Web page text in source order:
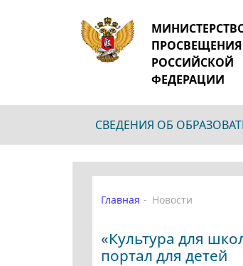
ПРОСВЕЩЕНИЯ
РОССИЙСКОЙ
ФЕДЕРАЦИИ
СВЕДЕНИЯ ОБ
Главная Новости
«Культура для
портал для детей